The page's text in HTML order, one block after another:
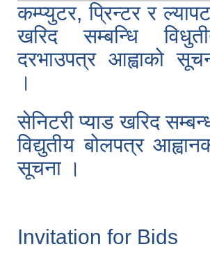
कम्प्युटर, प्रिन्टर र
खरिद सम्बन्धि
दरभाउपत्र आह्वाको
।
सेनिटरी प्याड खरिद
विद्युतीय बोलपत्र
सूचना ।
Invitation for Bids